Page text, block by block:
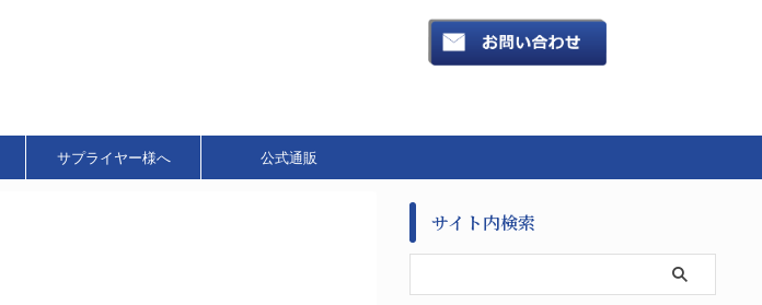
サプライヤー様へ 公式通販
サイト内検索